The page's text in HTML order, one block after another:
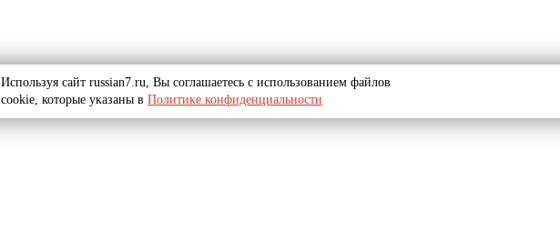
Используя сайт russian7.ru, Вы соглашаетесь с использованием файлов
cookie, которые указаны в Политике конфиденциальности